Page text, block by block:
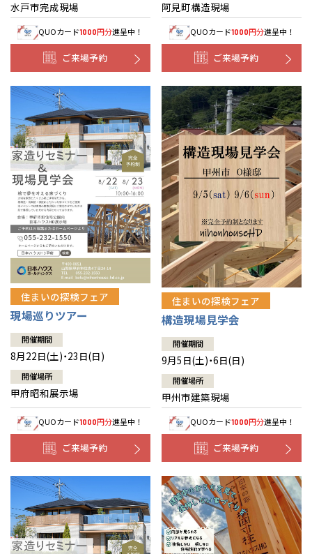
水戸市完成現場
QUOカード1000円分進呈中！
ご来場予約
阿見町構造現場
QUOカード1000円分進呈中！
ご来場予約
住まいの探検フェア
現場巡りツアー
開催期間
8月22日(土)・23日(日)
開催場所
甲府昭和展示場
QUOカード1000円分進呈中！
ご来場予約
住まいの探検フェア
構造現場見学会
開催期間
9月5日(土)・6日(日)
開催場所
甲州市建築現場
QUOカード1000円分進呈中！
ご来場予約